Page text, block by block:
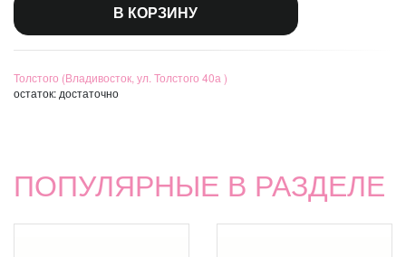
В КОРЗИНУ
Толстого (Владивосток, ул. Толстого 40а )
остаток: достаточно
ПОПУЛЯРНЫЕ В РАЗДЕЛЕ